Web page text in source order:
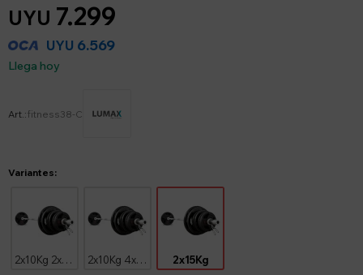
UYU 7.299
UYU 6.569
Llega hoy
fitness38-C
Variantes:
2x10Kg 2x5Kg 2x10Kg 4x2.5Kg 2x15Kg